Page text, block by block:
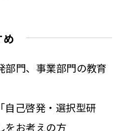
部門、事業部門の教育
自己啓発・選択型研
をお考えの方